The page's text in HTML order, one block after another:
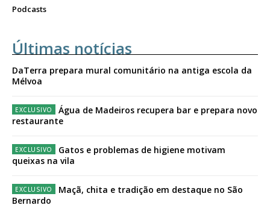
Podcasts
Últimas notícias
DaTerra prepara mural comunitário na antiga escola da
Mélvoa
Água de Madeiros recupera bar e prepara novo
restaurante
Gatos e problemas de higiene motivam
queixas na vila
Maçã, chita e tradição em destaque no São
Bernardo